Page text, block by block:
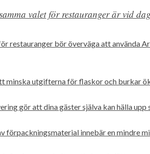
valet för restauranger är vid
restauranger bör överväga att använda
minska utgifterna för flaskor och burkar
gör att dina gäster själva kan hälla
förpackningsmaterial innebär en mindre